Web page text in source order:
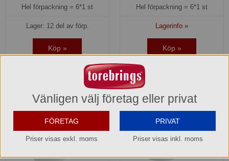
Hel förpackning = 6*1 st
Lager: 12 del av förp.
Köp »
Hel förpackning = 6*1 st
Lagerinfo »
Köp »
Vänligen välj företag eller privat
FÖRETAG
Priser visas exkl. moms
PRIVAT
Priser visas inkl. moms